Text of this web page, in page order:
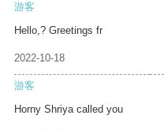
游客
Hello,? Greetings fr
2022-10-18
游客
Horny Shriya called you